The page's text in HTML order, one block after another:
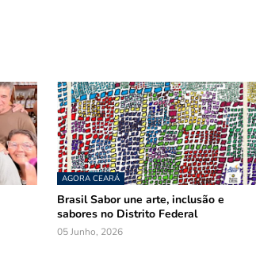
AGORA CEARÁ
Brasil Sabor une arte, inclusão e
sabores no Distrito Federal
05 Junho, 2026